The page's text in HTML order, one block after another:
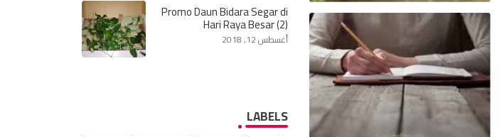
Promo Daun Bidara Segar di
Hari Raya Besar (2)
أغسطس 12, 2018
LABELS